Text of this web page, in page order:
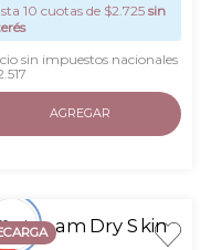
10 cuotas de $2.725 sin
sin impuestos nacionales
AGREGAR
ml